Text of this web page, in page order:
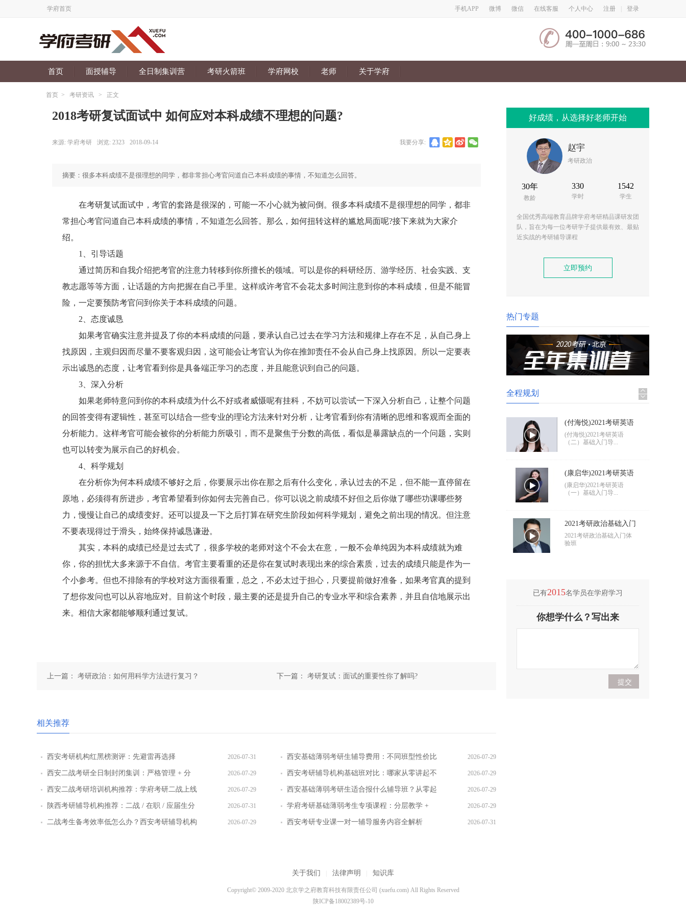
学府首页 手机APP 微博 微信 在线客服 个人中心 注册 登录
首页 面授辅导 全日制集训营 考研火箭班 学府网校 老师 关于学府
首页 > 考研资讯 > 正文
2018考研复试面试中 如何应对本科成绩不理想的问题?
来源: 学府考研 浏览: 2323 2018-09-14 我要分享:
摘要：很多本科成绩不是很理想的同学，都非常担心考官问道自己本科成绩的事情，不知道怎么回答。
在考研复试面试中，考官的套路是很深的，可能一不小心就为被问倒。很多本科成绩不是很理想的同学，都非
常担心考官问道自己本科成绩的事情，不知道怎么回答。那么，如何扭转这样的尴尬局面呢?接下来就为大家介
绍。
1、引导话题
通过简历和自我介绍把考官的注意力转移到你所擅长的领域。可以是你的科研经历、游学经历、社会实践、支
教志愿等等方面，让话题的方向把握在自己手里。这样或许考官不会花太多时间注意到你的本科成绩，但是不能冒
险，一定要预防考官问到你关于本科成绩的问题。
2、态度诚恳
如果考官确实注意并提及了你的本科成绩的问题，要承认自己过去在学习方法和规律上存在不足，从自己身上
找原因，主观归因而尽量不要客观归因，这可能会让考官认为你在推卸责任不会从自己身上找原因。所以一定要表
示出诚恳的态度，让考官看到你是具备端正学习的态度，并且能意识到自己的问题。
3、深入分析
如果老师特意问到你的本科成绩为什么不好或者威慑呢有挂科，不妨可以尝试一下深入分析自己，让整个问题
的回答变得有逻辑性，甚至可以结合一些专业的理论方法来针对分析，让考官看到你有清晰的思维和客观而全面的
分析能力。这样考官可能会被你的分析能力所吸引，而不是聚焦于分数的高低，看似是暴露缺点的一个问题，实则
也可以转变为展示自己的好机会。
4、科学规划
在分析你为何本科成绩不够好之后，你要展示出你在那之后有什么变化，承认过去的不足，但不能一直停留在
原地，必须得有所进步，考官希望看到你如何去完善自己。你可以说之前成绩不好但之后你做了哪些功课哪些努
力，慢慢让自己的成绩变好。还可以提及一下之后打算在研究生阶段如何科学规划，避免之前出现的情况。但注意
不要表现得过于滑头，始终保持诚恳谦逊。
其实，本科的成绩已经是过去式了，很多学校的老师对这个不会太在意，一般不会单纯因为本科成绩就为难
你，你的担忧大多来源于不自信。考官主要看重的还是你在复试时表现出来的综合素质，过去的成绩只能是作为一
个小参考。但也不排除有的学校对这方面很看重，总之，不必太过于担心，只要提前做好准备，如果考官真的提到
了想你发问也可以从容地应对。目前这个时段，最主要的还是提升自己的专业水平和综合素养，并且自信地展示出
来。相信大家都能够顺利通过复试。
上一篇： 考研政治：如何用科学方法进行复习？ 下一篇： 考研复试：面试的重要性你了解吗?
相关推荐
西安考研机构红黑榜测评：先避雷再选择 2026-07-31 西安基础薄弱考研生辅导费用：不同班型性价比
对比
2026-07-29
西安二战考研全日制封闭集训：严格管理 + 分
层教学效果实测
2026-07-29 西安考研辅导机构基础班对比：哪家从零讲起不
跳步骤
2026-07-29
西安二战考研培训机构推荐：学府考研二战上线
率提升路径
2026-07-29 西安基础薄弱考研生适合报什么辅导班？从零起
步班型推荐
2026-07-29
陕西考研辅导机构推荐：二战 / 在职 / 应届生分
层教学方案
2026-07-31 学府考研基础薄弱考生专项课程：分层教学 +
三师答疑详解
2026-07-29
二战考生备考效率低怎么办？西安考研辅导机构 2026-07-29 西安考研专业课一对一辅导服务内容全解析 2026-07-31
好成绩，从选择好老师开始
赵宇
考研政治
30年
教龄
330
学时
1542
学生
全国优秀高端教育品牌学府考研精品课研发团
队，旨在为每一位考研学子提供最有效、最贴
近实战的考研辅导课程
立即预约
热门专题
全程规划
(付海悦)2021考研英语
2021考研政治基础入门
导学
2021考研政治基础入门体
验班
(付海悦)2021考研英语
（二）基础入门导学
(付海悦)2021考研英语
（二）基础入门导...
(康启华)2021考研英语
（一）基础入门导学
(康启华)2021考研英语
（一）基础入门导...
2021考研政治基础入门
导学
2021考研政治基础入门体
验班
(付海悦)2021考研英语
（二）基础入门导学
(付海悦)2021考研英语
（二）基础入门导...
（一）基础入门导学
(康启华)2021考研英语
（一）基础入门导...
已有2015名学员在学府学习
你想学什么？写出来
关于我们 法律声明 知识库
Copyright© 2009-2020 北京学之府教育科技有限责任公司 (xuefu.com) All Rights Reserved
陕ICP备18002389号-10